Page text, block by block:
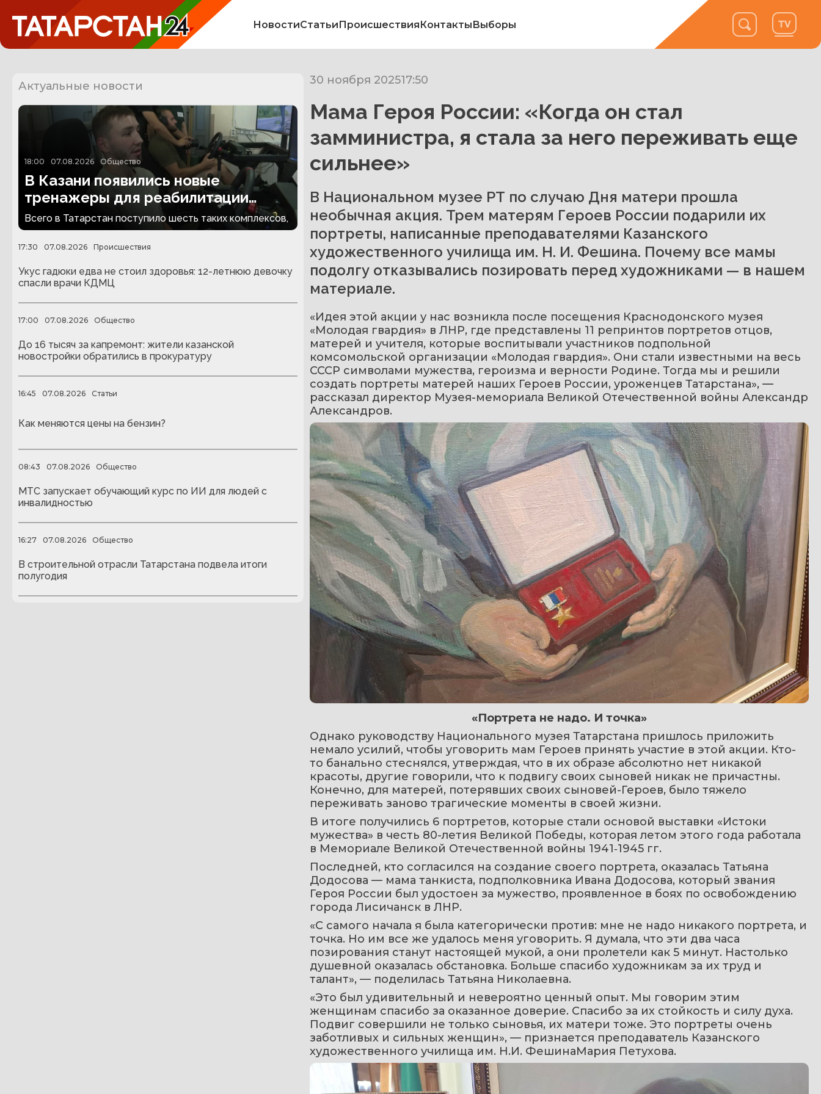
НовостиСтатьиПроисшествияКонтактыВыборы
Актуальные новости
18:00 07.08.2026 Общество
В Казани появились новые
тренажеры для реабилитации
людей с ампутациями
Всего в Татарстан поступило шесть таких комплексов,
17:30 07.08.2026 Происшествия
Укус гадюки едва не стоил здоровья: 12-летнюю девочку
спасли врачи КДМЦ
17:00 07.08.2026 Общество
До 16 тысяч за капремонт: жители казанской
новостройки обратились в прокуратуру
16:45 07.08.2026 Статьи
Как меняются цены на бензин?
08:43 07.08.2026 Общество
МТС запускает обучающий курс по ИИ для людей с
инвалидностью
16:27 07.08.2026 Общество
В строительной отрасли Татарстана подвела итоги
полугодия
30 ноября 202517:50
Мама Героя России: «Когда он стал
замминистра, я стала за него переживать еще
сильнее»
В Национальном музее РТ по случаю Дня матери прошла
необычная акция. Трем матерям Героев России подарили их
портреты, написанные преподавателями Казанского
художественного училища им. Н. И. Фешина. Почему все мамы
подолгу отказывались позировать перед художниками — в нашем
материале.
«Идея этой акции у нас возникла после посещения Краснодонского музея
«Молодая гвардия» в ЛНР, где представлены 11 репринтов портретов отцов,
матерей и учителя, которые воспитывали участников подпольной
комсомольской организации «Молодая гвардия». Они стали известными на весь
СССР символами мужества, героизма и верности Родине. Тогда мы и решили
создать портреты матерей наших Героев России, уроженцев Татарстана», —
рассказал директор Музея-мемориала Великой Отечественной войны Александр
Александров.
«Портрета не надо. И точка»
Однако руководству Национального музея Татарстана пришлось приложить
немало усилий, чтобы уговорить мам Героев принять участие в этой акции. Кто-
то банально стеснялся, утверждая, что в их образе абсолютно нет никакой
красоты, другие говорили, что к подвигу своих сыновей никак не причастны.
Конечно, для матерей, потерявших своих сыновей-Героев, было тяжело
переживать заново трагические моменты в своей жизни.
В итоге получились 6 портретов, которые стали основой выставки «Истоки
мужества» в честь 80-летия Великой Победы, которая летом этого года работала
в Мемориале Великой Отечественной войны 1941‑1945 гг.
Последней, кто согласился на создание своего портрета, оказалась Татьяна
Додосова — мама танкиста, подполковника Ивана Додосова, который звания
Героя России был удостоен за мужество, проявленное в боях по освобождению
города Лисичанск в ЛНР.
«С самого начала я была категорически против: мне не надо никакого портрета, и
точка. Но им все же удалось меня уговорить. Я думала, что эти два часа
позирования станут настоящей мукой, а они пролетели как 5 минут. Настолько
душевной оказалась обстановка. Больше спасибо художникам за их труд и
талант», — поделилась Татьяна Николаевна.
«Это был удивительный и невероятно ценный опыт. Мы говорим этим
женщинам спасибо за оказанное доверие. Спасибо за их стойкость и силу духа.
Подвиг совершили не только сыновья, их матери тоже. Это портреты очень
заботливых и сильных женщин», — признается преподаватель Казанского
художественного училища им. Н.И. ФешинаМария Петухова.